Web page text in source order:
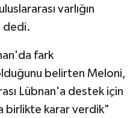
varlığın
dedi.
fark
belirten Meloni,
Lübnan'a destek için
birlikte karar verdik"